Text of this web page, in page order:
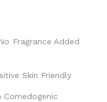
Fragrance Added
Skin Friendly
Comedogenic